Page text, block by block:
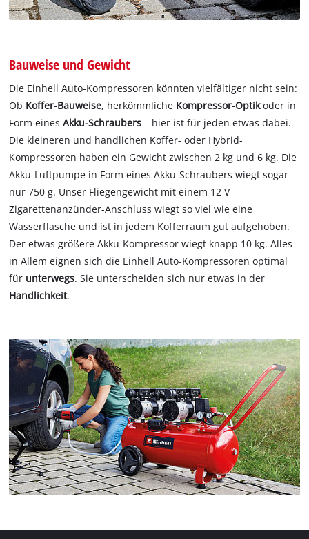
Bauweise und Gewicht
Die Einhell Auto-Kompressoren könnten vielfältiger nicht sein:
Ob Koffer-Bauweise, herkömmliche Kompressor-Optikoder in
Form einesAkku-Schraubers – hier ist für jeden etwas dabei.
Die kleineren und handlichen Koffer- oder Hybrid-
Kompressoren haben ein Gewicht zwischen 2 kg und 6 kg. Die
Akku-Luftpumpe in Form eines Akku-Schraubers wiegt sogar
nur 750 g. Unser Fliegengewicht mit einem 12 V
Zigarettenanzünder-Anschluss wiegt so viel wie eine
Wasserflasche und ist in jedem Kofferraum gut aufgehoben.
Der etwas größere Akku-Kompressor wiegt knapp 10 kg. Alles
in Allem eignen sich die Einhell Auto-Kompressoren optimal
für unterwegs. Sie unterscheiden sich nur etwas in der
Handlichkeit.